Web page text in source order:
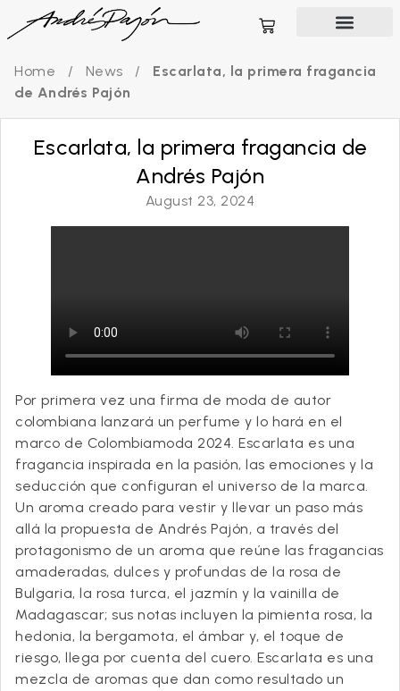
Home / News / Escarlata, la primera fragancia
de Andrés Pajón
Escarlata, la primera fragancia de
Andrés Pajón
August 23, 2024
Por primera vez una firma de moda de autor
colombiana lanzará un perfume y lo hará en el
marco de Colombiamoda 2024. Escarlata es una
fragancia inspirada en la pasión, las emociones y la
seducción que configuran el universo de la marca.
Un aroma creado para vestir y llevar un paso más
allá la propuesta de Andrés Pajón, a través del
protagonismo de un aroma que reúne las fragancias
amaderadas, dulces y profundas de la rosa de
Bulgaria, la rosa turca, el jazmín y la vainilla de
Madagascar; sus notas incluyen la pimienta rosa, la
hedonia, la bergamota, el ámbar y, el toque de
riesgo, llega por cuenta del cuero. Escarlata es una
mezcla de aromas que dan como resultado un